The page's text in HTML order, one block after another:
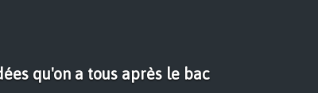
qu'on a tous après le bac